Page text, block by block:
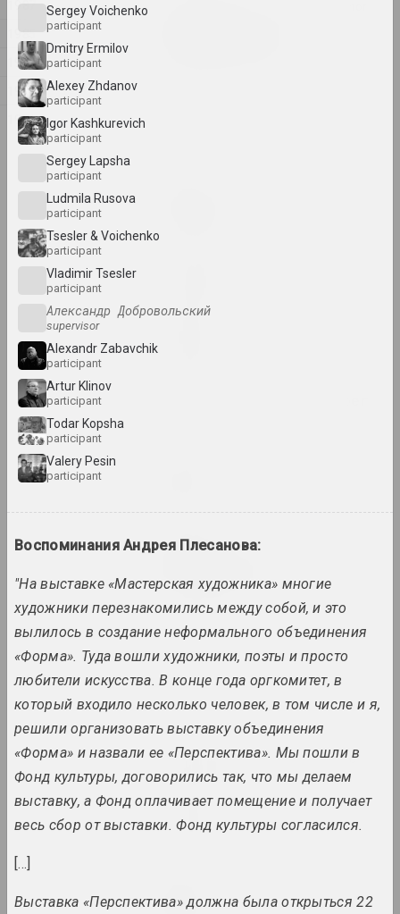
1984
1982
1971
2024. exhibition
Anna Sokolova
2024 – 2025. solo show
Matter of Art
Oneiric reality
2024. large-scale exhibition
Passion for architecture
2024. large-scale exhibition
PhotoArtDoc
POKUĆ
Sergey Voichenko
participant
Dmitry Ermilov
participant
Alexey Zhdanov
participant
Igor Kashkurevich
participant
Sеrgey Lapsha
participant
Ludmila Rusova
participant
Tsesler & Voichenko
participant
Vladimir Tsesler
participant
Александр Добровольский
supervisor
Alexandr Zabavchik
participant
Artur Klinov
participant
Todar Kopsha
participant
Valery Pesin
participant
Воспоминания Андрея Плесанова:
"На выставке «Мастерская художника» многие
художники перезнакомились между собой, и это
вылилось в создание неформального объединения
«Форма». Туда вошли художники, поэты и просто
любители искусства. В конце года оргкомитет, в
который входило несколько человек, в том числе и я,
решили организовать выставку объединения
«Форма» и назвали ее «Перспектива». Мы пошли в
Фонд культуры, договорились так, что мы делаем
выставку, а Фонд оплачивает помещение и получает
весь сбор от выставки. Фонд культуры согласился.
[...]
Выставка «Перспектива» должна была открыться 22